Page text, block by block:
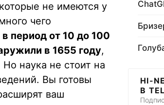
не имеются у
чего
период от 10 до 100
в 1655 году,
наука не стоит на
Вы готовы
ваш
HI-
В